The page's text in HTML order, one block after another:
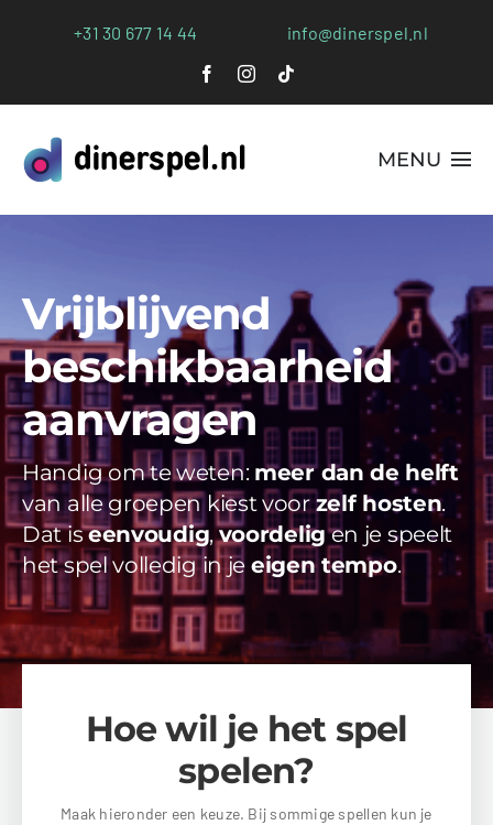
+31 30 677 14 44 info@dinerspel.nl
MENU
Plaatsen
Webshop
FAQs
Blog
Videos
Uitjes
Beschikbaarheid Aanvragen
Vrijblijvend
beschikbaarheid
aanvragen
Handig om te weten: meer dan de helft
van alle groepen kiest voorzelf hosten.
Dat iseenvoudig,voordeligen je speelt
het spel volledig in je eigen tempo.
Hoe wil je het spel
spelen?
Maak hieronder een keuze. Bij sommige spellen kun je